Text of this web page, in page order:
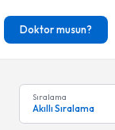
Doktor musun?
Sıralama
Akıllı Sıralama